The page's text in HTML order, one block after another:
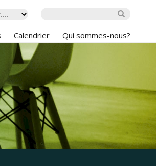
Calendrier Qui sommes-nous?